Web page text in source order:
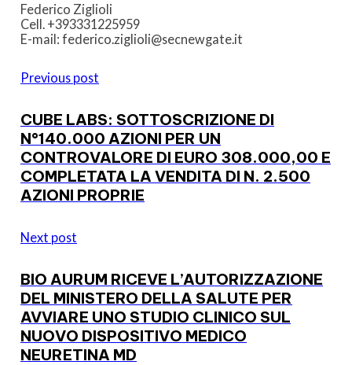
Federico Ziglioli
Cell. +393331225959
E-mail: federico.ziglioli@secnewgate.it
Previous post
CUBE LABS: SOTTOSCRIZIONE DI
N°140.000 AZIONI PER UN
CONTROVALORE DI EURO 308.000,00 E
COMPLETATA LA VENDITA DI N. 2.500
AZIONI PROPRIE
Next post
BIO AURUM RICEVE L’AUTORIZZAZIONE
DEL MINISTERO DELLA SALUTE PER
AVVIARE UNO STUDIO CLINICO SUL
NUOVO DISPOSITIVO MEDICO
NEURETINA MD